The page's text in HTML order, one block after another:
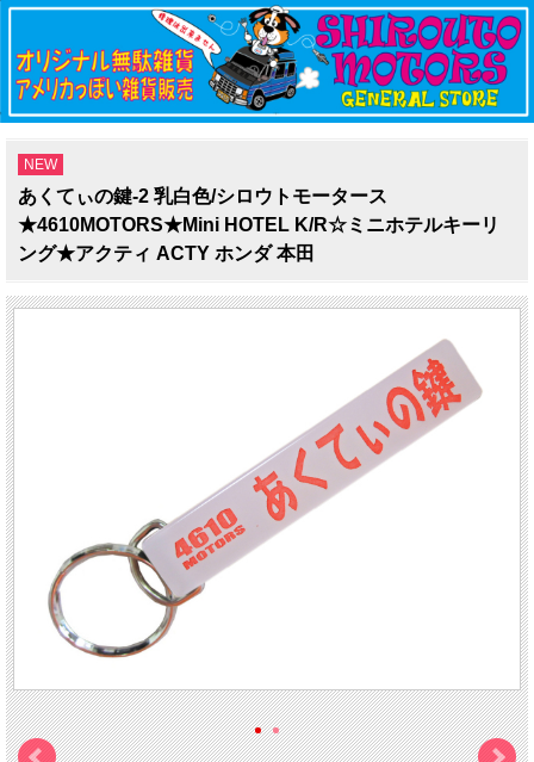
NEW
あくてぃの鍵-2 乳白色/シロウトモータース
★4610MOTORS★Mini HOTEL K/R☆ミニホテルキーリ
ング★アクティ ACTY ホンダ 本田